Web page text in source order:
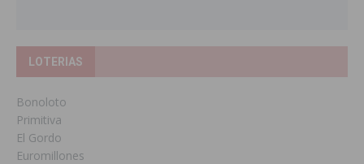
LOTERIAS
Bonoloto
Primitiva
El Gordo
Euromillones